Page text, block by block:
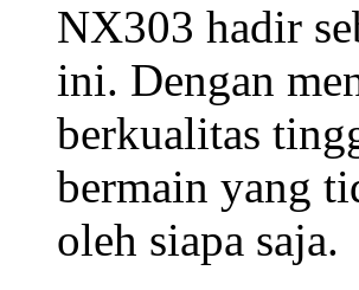
NX303 hadir
ini. Dengan
berkualitas
bermain yang
oleh siapa saja.